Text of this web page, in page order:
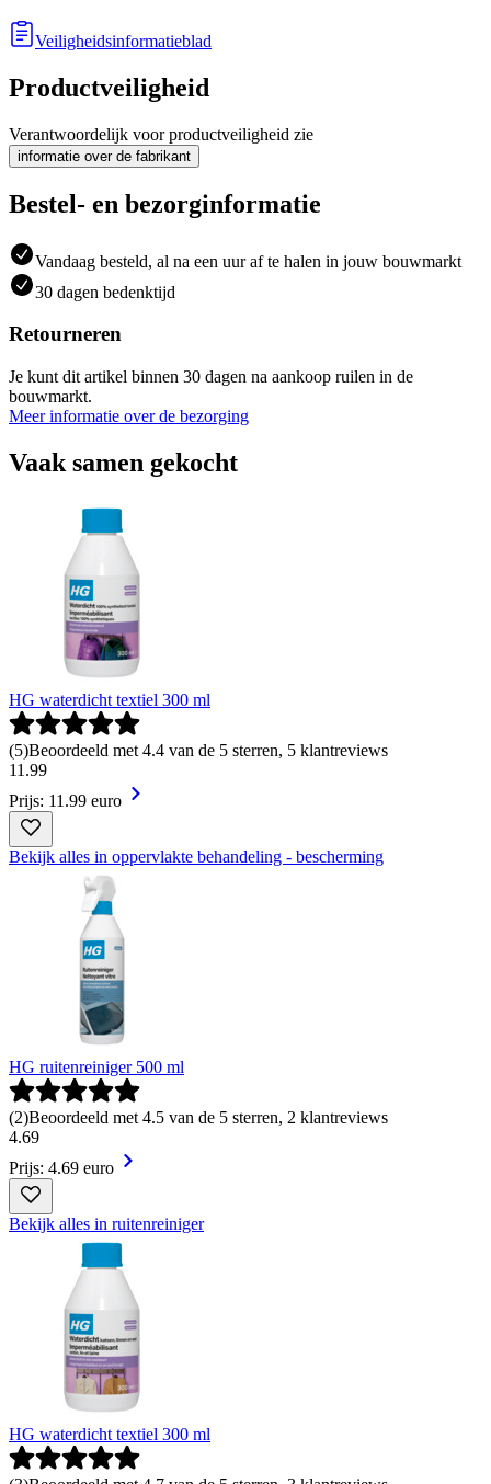
Veiligheidsinformatieblad
Productveiligheid
Verantwoordelijk voor productveiligheid zie
informatie over de fabrikant
Bestel- en bezorginformatie
Vandaag besteld, al na een uur af te halen in jouw bouwmarkt
30 dagen bedenktijd
Retourneren
Je kunt dit artikel binnen 30 dagen na aankoop ruilen in de
bouwmarkt.
Meer informatie over de bezorging
Vaak samen gekocht
HG waterdicht textiel 300 ml
(5)Beoordeeld met 4.4 van de 5 sterren, 5 klantreviews
11 .99
Prijs: 11.99 euro
Bekijk alles in oppervlakte behandeling - bescherming
HG ruitenreiniger 500 ml
(2)Beoordeeld met 4.5 van de 5 sterren, 2 klantreviews
4.69
Prijs: 4.69 euro
Bekijk alles in ruitenreiniger
HG waterdicht textiel 300 ml